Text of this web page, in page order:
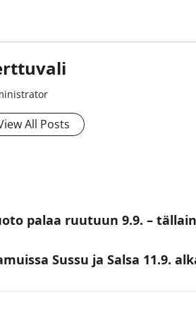
All Posts
palaa ruutuun 9.9. –
Sussu ja Salsa 11.9.